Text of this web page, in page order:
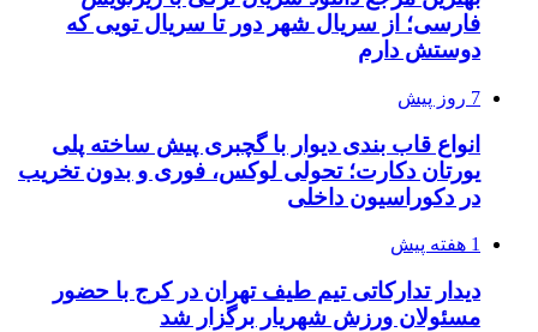
فارسی؛ از سریال شهر دور تا سریال تویی که
دوستش دارم
7 روز پیش
انواع قاب بندی دیوار با گچبری پیش ساخته پلی
یورتان دکارت؛ تحولی لوکس، فوری و بدون تخریب
در دکوراسیون داخلی
1 هفته پیش
دیدار تدارکاتی تیم طیف تهران در کرج با حضور
مسئولان ورزش شهریار برگزار شد